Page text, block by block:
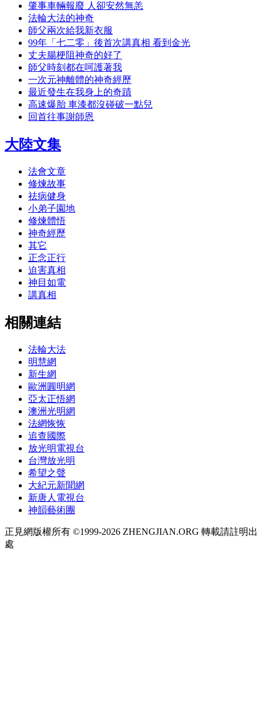
肇事車輛報廢 人卻安然無恙
法輪大法的神奇
師父兩次給我新衣服
99年「七二零」後首次講真相 看到金光
丈夫腸梗阻神奇的好了
師父時刻都在呵護著我
一次元神離體的神奇經歷
最近發生在我身上的奇蹟
高速爆胎 車漆都沒碰破一點兒
回首往事謝師恩
大陸文集
法會文章
修煉故事
祛病健身
小弟子園地
修煉體悟
神奇經歷
其它
正念正行
迫害真相
神目如電
講真相
相關連結
法輪大法
明慧網
新生網
歐洲圓明網
亞太正悟網
澳洲光明網
法網恢恢
追查國際
放光明電視台
台灣放光明
希望之聲
大紀元新聞網
新唐人電視台
神韻藝術團
正見網版權所有 ©1999-2026 ZHENGJIAN.ORG 轉載請註明出
處